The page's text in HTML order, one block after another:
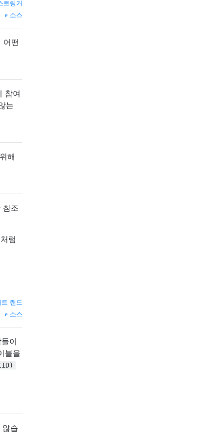
트링거
소스
어떤
참여
는
해
참조
럼
랜드
소스
이
블을
습